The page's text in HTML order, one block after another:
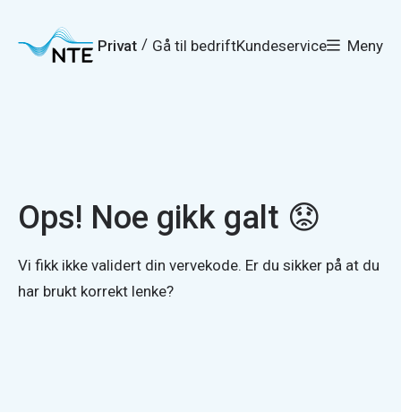
hovedmeny
søk
hovedinnhold
bunnområde
Privat / Gå til bedriftKundeservice Meny
Ops! Noe gikk galt 😟
Vi fikk ikke validert din vervekode. Er du sikker på at du
har brukt korrekt lenke?